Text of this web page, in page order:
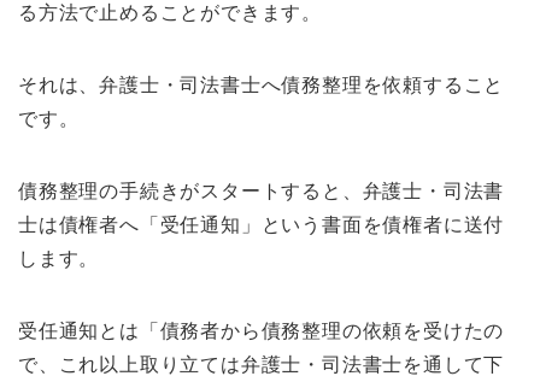
る方法で止めることができます。
それは、弁護士・司法書士へ債務整理を依頼すること
です。
債務整理の手続きがスタートすると、弁護士・司法書
士は債権者へ「受任通知」という書面を債権者に送付
します。
受任通知とは「債務者から債務整理の依頼を受けたの
で、これ以上取り立ては弁護士・司法書士を通して下